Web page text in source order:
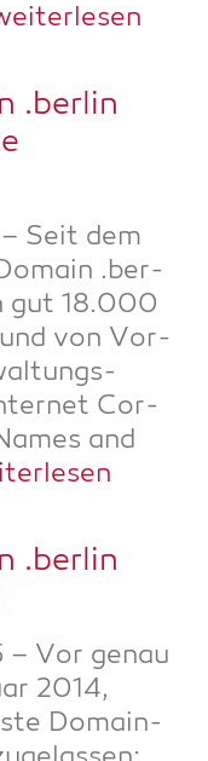
.ber­lin
Seit dem
.ber­
gut 18.000
von Vor­
Cor­
and
.ber­lin
– Vor genau
2014,
Domain-